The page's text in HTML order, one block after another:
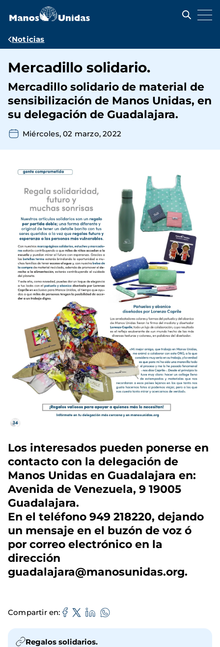
contenido
Ruta
navegación
Noticias
Mercadillo solidario.
Mercadillo solidario de material de
sensibilización de Manos Unidas, en
su delegación de Guadalajara.
Miércoles, 02 marzo, 2022
Los interesados pueden ponerse en
contacto con la delegación de
Manos Unidas en Guadalajara en:
Avenida de Venezuela, 9 19005
Guadalajara.
En el teléfono 949 218220, dejando
un mensaje en el buzón de voz ó
por correo electrónico en la
dirección
guadalajara@manosunidas.org.
Compartir en
Regalos solidarios.